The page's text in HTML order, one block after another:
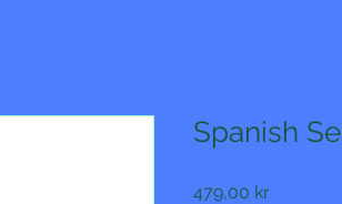
Spanish
479,00 krPris